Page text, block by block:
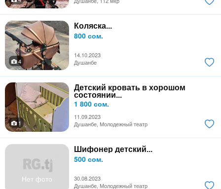
Коляска...
800 сом.
14.10.2023
4
Душанбе
Детский кровать в хорошом
состоянии...
1 800 сом.
11.09.2023
1
Душанбе, Молодежный театр
Нет фото
Шифонер детский...
500 сом.
30.08.2023
Душанбе, Молодежный театр